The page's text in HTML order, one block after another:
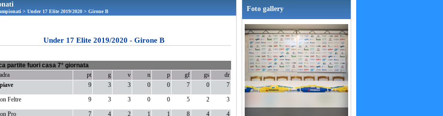
> Under 17 Elite 2019/2020> Girone B
Under 17 Elite 2019/2020 - Girone B
partite fuori casa 7° giornata
pt g v n p gf gs
dr
9 3 3 0 0 7 0 7
Feltre 9 3 3 0 0 5 2 3
Pro 7 4 2 1 1 8 4 4
Foto gallery